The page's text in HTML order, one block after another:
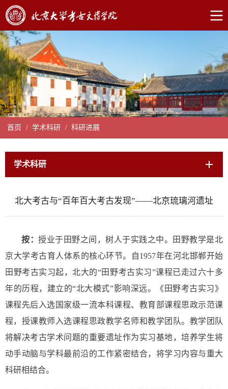
首页 / 学术科研 / 科研进展
学术科研
北大考古与“百年百大考古发现”——北京琉璃河遗址
按：授业于田野之间，树人于实践之中。田野教学是北
京大学考古育人体系的核心环节。自1957年在河北邯郸开始
田野考古实习起，北大的“田野考古实习”课程已走过六十多
年的历程，建立的“北大模式”影响深远。《田野考古实习》
课程先后入选国家级一流本科课程、教育部课程思政示范课
程，授课教师入选课程思政教学名师和教学团队。教学团队
将解决考古学术问题的重要遗址作为实习基地，培养学生将
动手动脑与学科最前沿的工作紧密结合，将学习内容与重大
科研相结合。